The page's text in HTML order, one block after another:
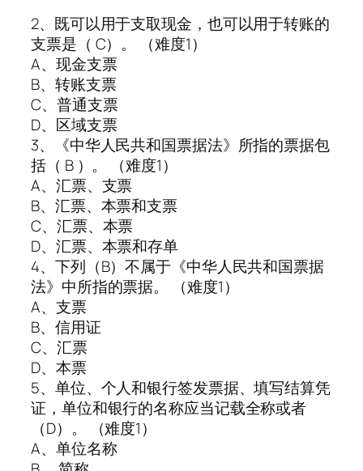
2、既可以用于支取现金，也可以用于转账的
支票是（ C）。 （难度1）
A、现金支票
B、转账支票
C、普通支票
D、区域支票
3、《中华人民共和国票据法》所指的票据包
括（ B ）。 （难度1）
A、汇票、支票
B、汇票、本票和支票
C、汇票、本票
D、汇票、本票和存单
4、下列（B）不属于《中华人民共和国票据
法》中所指的票据。 （难度1）
A、支票
B、信用证
C、汇票
D、本票
5、单位、个人和银行签发票据、填写结算凭
证，单位和银行的名称应当记载全称或者
（D）。 （难度1）
A、单位名称